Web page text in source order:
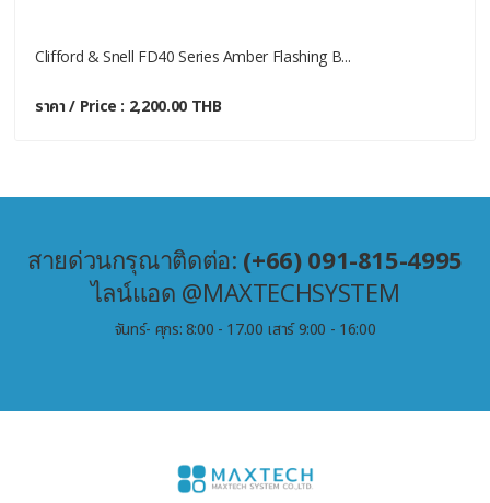
Clifford & Snell FD40 Series Amber Flashing B...
ราคา / Price : 2,200.00 THB
สายด่วนกรุณาติดต่อ: (+66) 091-815-4995
ไลน์แอด @MAXTECHSYSTEM
จันทร์- ศุกร: 8:00 - 17.00 เสาร์ 9:00 - 16:00